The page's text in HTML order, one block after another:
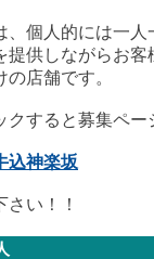
、個人的には一人
提供しながらお客
店舗です。
すると募集ペー
込神楽坂
い！！